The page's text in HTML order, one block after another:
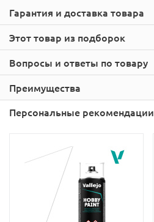
Этот товар из подборок
Гарантия и доставка товара
Вопросы и ответы по товару
Преимущества
Персональные рекомендации